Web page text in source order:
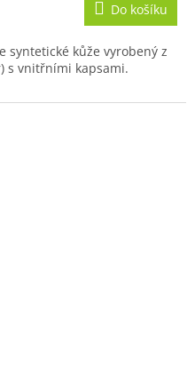
Do košíku
syntetické kůže vyrobený z
s vnitřními kapsami.